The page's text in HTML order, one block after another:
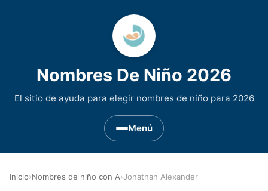
Nombres De Niño 2026
El sitio de ayuda para elegir nombres de niño para 2026
Menú
Inicio›Nombres de niño con A›Jonathan Alexander